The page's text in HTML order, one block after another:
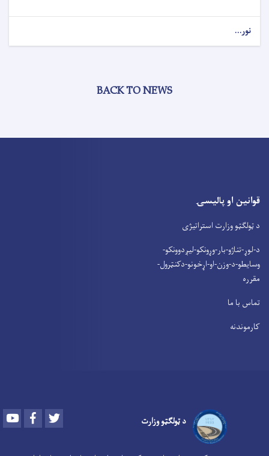
نور...
BACK TO NEWS
قوانین او پالیسۍ
د ټولګټو وزارت استراتیژی
د-لوړ-تناژو-بار-وړونکو-لیږدوونکو-
وسایطو-د-وزن-او-اړخونو-دکنټرول-
مقرره
تماس با ما
کارموندنه
د ټولګټو وزارت Youtube Facebook